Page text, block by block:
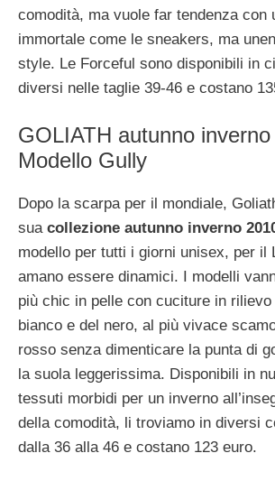
comodità, ma vuole far tendenza con
immortale come le sneakers, ma
style. Le Forceful sono disponibili in
diversi nelle taglie 39-46 e costano
GOLIATH autunno
Modello Gully
Dopo la scarpa per il mondiale,
suacollezione autunno inverno
modello per tutti i giorni unisex, per il
amano essere dinamici. I modelli
più chic in pelle con cuciture in rilievo
bianco e del nero, al più vivace
rosso senza dimenticare la punta di
la suola leggerissima. Disponibili in
tessuti morbidi per un inverno
della comodità, li troviamo in diversi
dalla 36 alla 46 e costano 123 euro.